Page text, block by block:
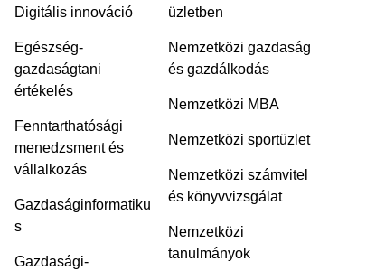
Digitális innováció
Egészség-
gazdaságtani
értékelés
Fenntarthatósági
menedzsment és
vállalkozás
Gazdaságinformatiku
s
Gazdasági-
üzletben
Nemzetközi gazdaság
és gazdálkodás
Nemzetközi MBA
Nemzetközi sportüzlet
Nemzetközi számvitel
és könyvvizsgálat
Nemzetközi
tanulmányok